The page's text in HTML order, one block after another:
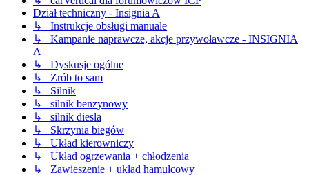
Dział techniczny - Insignia A
↳ Instrukcje obsługi manuale
↳ Kampanie naprawcze, akcje przywoławcze - INSIGNIA
A
↳ Dyskusje ogólne
↳ Zrób to sam
↳ Silnik
↳ silnik benzynowy
↳ silnik diesla
↳ Skrzynia biegów
↳ Układ kierowniczy
↳ Układ ogrzewania + chłodzenia
↳ Zawieszenie + układ hamulcowy